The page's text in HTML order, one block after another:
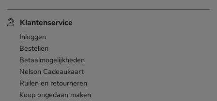
Klantenservice
Inloggen
Bestellen
Betaalmogelijkheden
Nelson Cadeaukaart
Ruilen en retourneren
Koop ongedaan maken